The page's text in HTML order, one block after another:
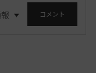
コメント